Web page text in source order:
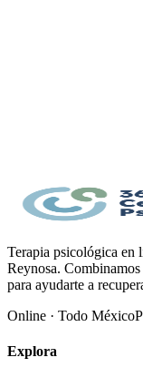
Empezar
Terapia psicológica en
Reynosa.
para ayudarte a
Online · Todo México
Explora